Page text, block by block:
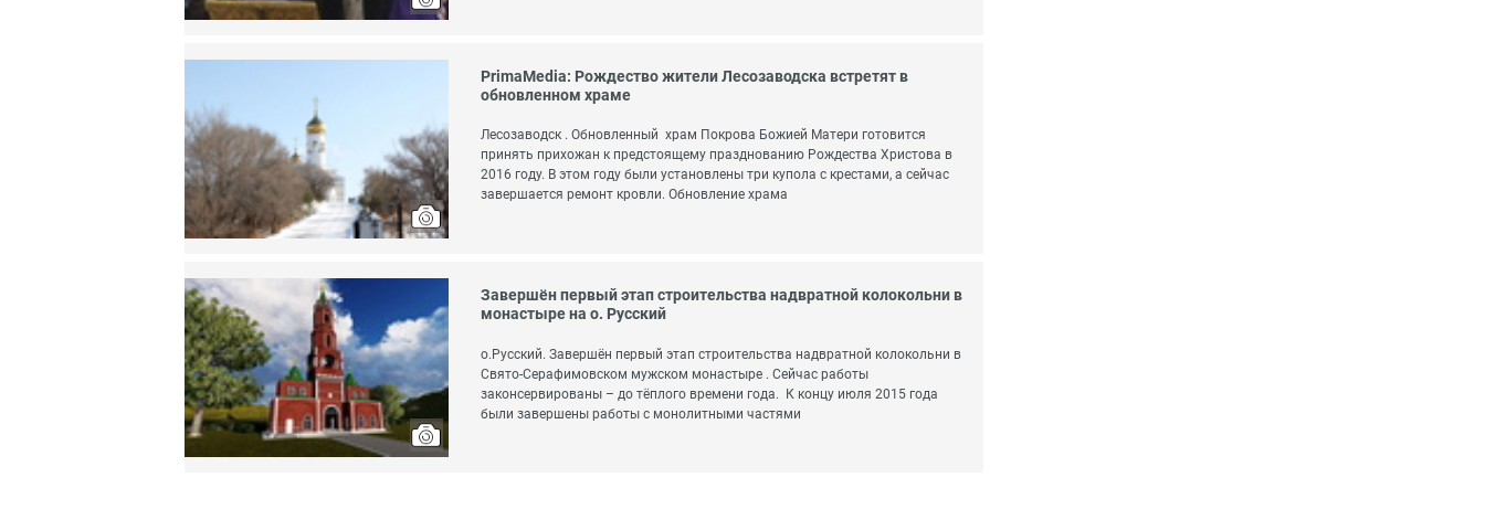
PrimaMedia: Рождество жители Лесозаводска встретят в
обновленном храме
Лесозаводск . Обновленный храм Покрова Божией Матери готовится
принять прихожан к предстоящему празднованию Рождества Христова в
2016 году. В этом году были установлены три купола с крестами, а сейчас
завершается ремонт кровли. Обновление храма
Завершён первый этап строительства надвратной колокольни в
монастыре на о. Русский
о.Русский. Завершён первый этап строительства надвратной колокольни в
Свято-Серафимовском мужском монастыре . Сейчас работы
законсервированы – до тёплого времени года. К концу июля 2015 года
были завершены работы с монолитными частями